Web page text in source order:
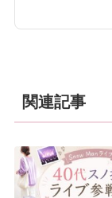
関連記事